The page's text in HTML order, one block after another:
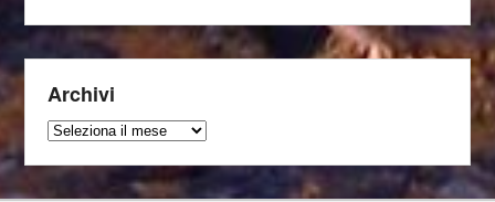
Archivi
Archivi